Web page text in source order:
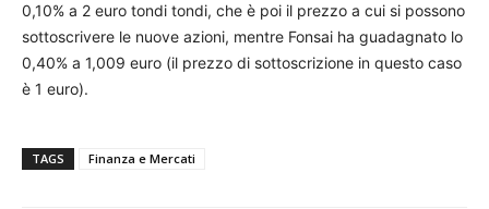
0,10% a 2 euro tondi tondi, che è poi il prezzo a cui si possono
sottoscrivere le nuove azioni, mentre Fonsai ha guadagnato lo
0,40% a 1,009 euro (il prezzo di sottoscrizione in questo caso
è 1 euro).
TAGS Finanza e Mercati